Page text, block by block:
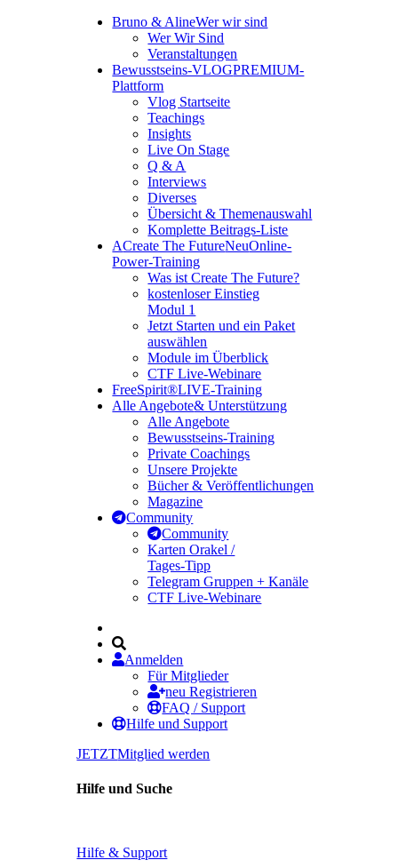
Bruno & AlineWer wir sind
Wer Wir Sind
Veranstaltungen
Bewusstseins-VLOGPREMIUM-
Plattform
Vlog Startseite
Teachings
Insights
Live On Stage
Q & A
Interviews
Diverses
Übersicht & Themenauswahl
Komplette Beitrags-Liste
ACreate The FutureNeuOnline-
Power-Training
Was ist Create The Future?
kostenloser Einstieg
Modul 1
Jetzt Starten und ein Paket
auswählen
Module im Überblick
CTF Live-Webinare
FreeSpirit®LIVE-Training
Alle Angebote& Unterstützung
Alle Angebote
Bewusstseins-Training
Private Coachings
Unsere Projekte
Bücher & Veröffentlichungen
Magazine
Community
Community
Karten Orakel /
Tages-Tipp
Telegram Gruppen + Kanäle
CTF Live-Webinare
Anmelden
Für Mitglieder
neu Registrieren
FAQ / Support
Hilfe und Support
JETZTMitglied werden
Hilfe und Suche
Hilfe & Support